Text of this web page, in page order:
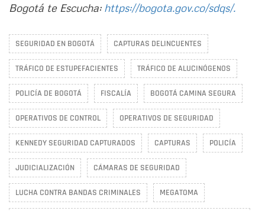
Bogotá te Escucha: https://bogota.gov.co/sdqs/.
SEGURIDAD EN BOGOTÁ CAPTURAS DELINCUENTES
TRÁFICO DE ESTUPEFACIENTES TRÁFICO DE ALUCINÓGENOS
POLICÍA DE BOGOTÁ FISCALÍA BOGOTÁ CAMINA SEGURA
OPERATIVOS DE CONTROL OPERATIVOS DE SEGURIDAD
KENNEDY SEGURIDAD CAPTURADOS CAPTURAS POLICÍA
JUDICIALIZACIÓN CÁMARAS DE SEGURIDAD
LUCHA CONTRA BANDAS CRIMINALES MEGATOMA